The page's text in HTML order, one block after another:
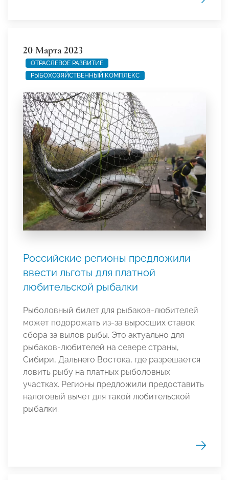
20 Марта 2023
ОТРАСЛЕВОЕ РАЗВИТИЕ
РЫБОХОЗЯЙСТВЕННЫЙ КОМПЛЕКС
Российские регионы предложили
ввести льготы для платной
любительской рыбалки
Рыболовный билет для рыбаков-любителей
может подорожать из-за выросших ставок
сбора за вылов рыбы. Это актуально для
рыбаков-любителей на севере страны,
Сибири, Дальнего Востока, где разрешается
ловить рыбу на платных рыболовных
участках. Регионы предложили предоставить
налоговый вычет для такой любительской
рыбалки.